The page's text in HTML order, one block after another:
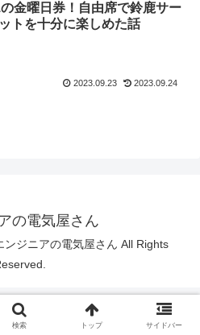
の金曜日券！自由席で鈴鹿サー
トを十分に楽しめた話
2023.09.23 2023.09.24
の電気屋さん
ジニアの電気屋さん All Rights
検索 トップ サイドバー